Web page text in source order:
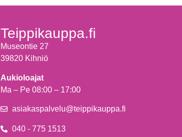
Teippikauppa.fi
Museontie 27
39820 Kihniö
Aukioloajat
Ma – Pe 08:00 – 17:00
asiakaspalvelu@teippikauppa.fi
040 - 775 1513